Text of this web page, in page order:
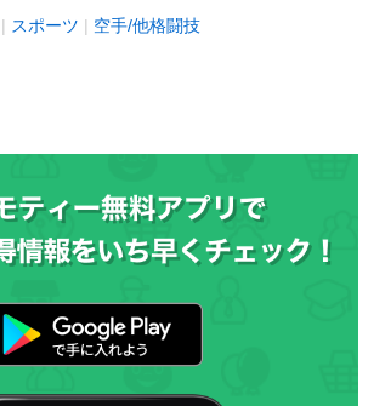
スポーツ 空手/他格闘技